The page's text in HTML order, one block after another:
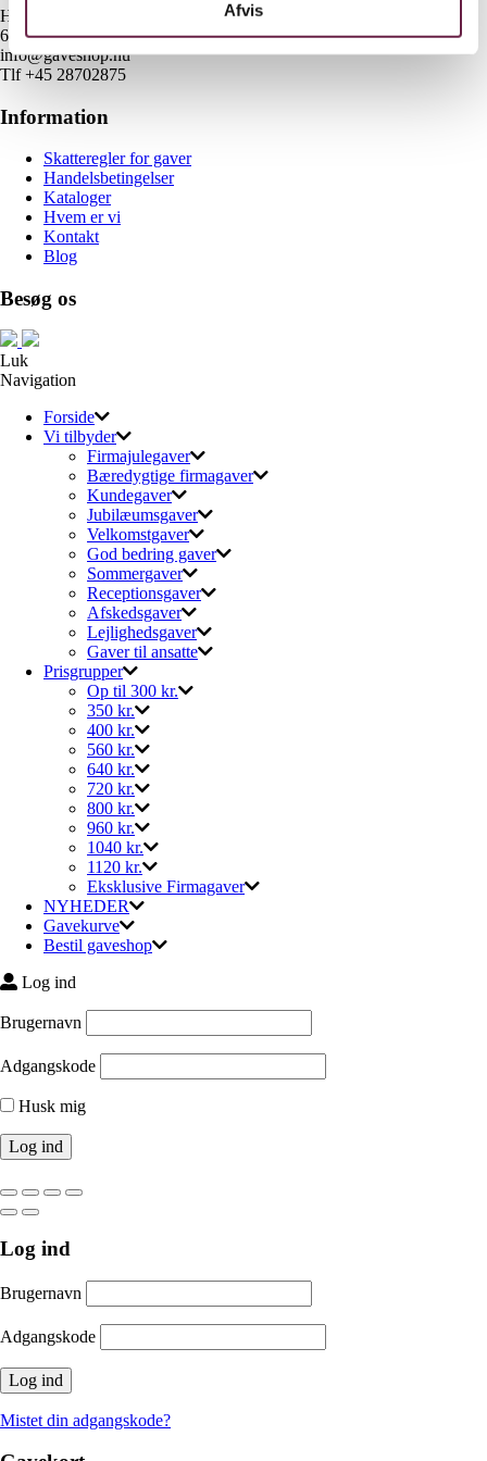
Afvis
H E Bluhmes Vej 53
6700 Esbjerg
info@gaveshop.nu
Tlf +45 28702875
Information
Skatteregler for gaver
Handelsbetingelser
Kataloger
Hvem er vi
Kontakt
Blog
Besøg os
Luk
Navigation
Forside
Vi tilbyder
Firmajulegaver
Bæredygtige firmagaver
Kundegaver
Jubilæumsgaver
Velkomstgaver
God bedring gaver
Sommergaver
Receptionsgaver
Afskedsgaver
Lejlighedsgaver
Gaver til ansatte
Prisgrupper
Op til 300 kr.
350 kr.
400 kr.
560 kr.
640 kr.
720 kr.
800 kr.
960 kr.
1040 kr.
1120 kr.
Eksklusive Firmagaver
NYHEDER
Gavekurve
Bestil gaveshop
Log ind
Brugernavn
Adgangskode
Husk mig
Log ind
Brugernavn
Adgangskode
Mistet din adgangskode?